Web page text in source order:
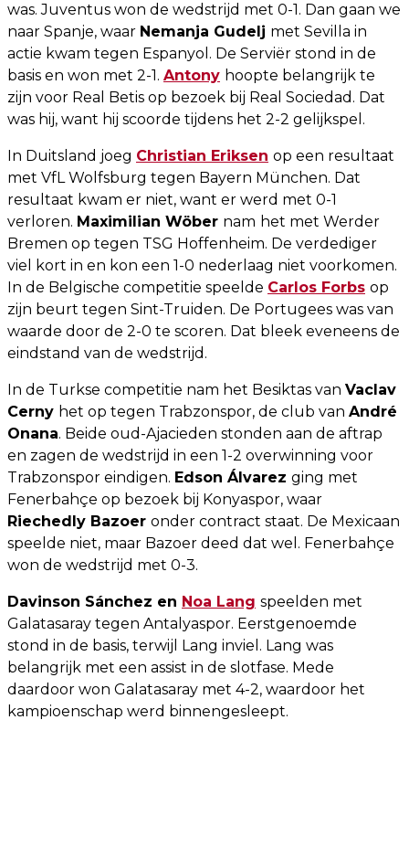
was. Juventus won de wedstrijd met 0-1. Dan gaan we
naar Spanje, waar Nemanja Gudelj met Sevilla in
actie kwam tegen Espanyol. De Serviër stond in de
basis en won met 2-1. Antony hoopte belangrijk te
zijn voor Real Betis op bezoek bij Real Sociedad. Dat
was hij, want hij scoorde tijdens het 2-2 gelijkspel.
In Duitsland joeg Christian Eriksen op een resultaat
met VfL Wolfsburg tegen Bayern München. Dat
resultaat kwam er niet, want er werd met 0-1
verloren. Maximilian Wöber nam het met Werder
Bremen op tegen TSG Hoffenheim. De verdediger
viel kort in en kon een 1-0 nederlaag niet voorkomen.
In de Belgische competitie speelde Carlos Forbs op
zijn beurt tegen Sint-Truiden. De Portugees was van
waarde door de 2-0 te scoren. Dat bleek eveneens de
eindstand van de wedstrijd.
In de Turkse competitie nam het Besiktas van Vaclav
Cerny het op tegen Trabzonspor, de club van André
Onana. Beide oud-Ajacieden stonden aan de aftrap
en zagen de wedstrijd in een 1-2 overwinning voor
Trabzonspor eindigen. Edson Álvarez ging met
Fenerbahçe op bezoek bij Konyaspor, waar
Riechedly Bazoer onder contract staat. De Mexicaan
speelde niet, maar Bazoer deed dat wel. Fenerbahçe
won de wedstrijd met 0-3.
Davinson Sánchez en Noa Lang speelden met
Galatasaray tegen Antalyaspor. Eerstgenoemde
stond in de basis, terwijl Lang inviel. Lang was
belangrijk met een assist in de slotfase. Mede
daardoor won Galatasaray met 4-2, waardoor het
kampioenschap werd binnengesleept.